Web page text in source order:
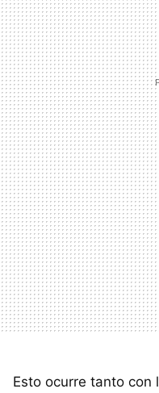
Esto ocurre tanto con